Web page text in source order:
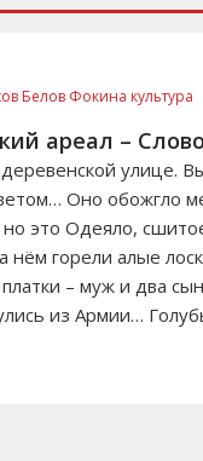
Белов Фокина культура
ареал –
деревенской улице.
Оно обожгло
но это Одеяло,
нём горели алые
– муж и два
из Армии…